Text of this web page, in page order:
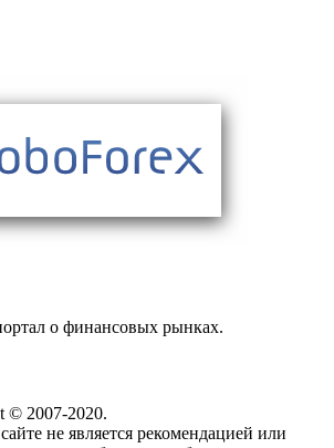
о финансовых рынках.
© 2007-2020.
не является рекомендацией или